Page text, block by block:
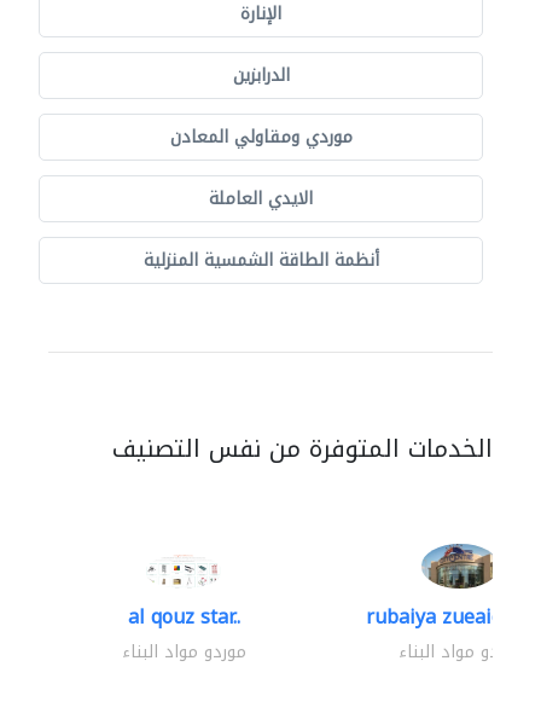
الإنارة
الدرابزين
موردي ومقاولي المعادن
الايدي العاملة
أنظمة الطاقة الشمسية المنزلية
الخدمات المتوفرة من نفس التصنيف
al qouz star..
موردو مواد البناء
rubaiya zueaid
موردو مواد البناء